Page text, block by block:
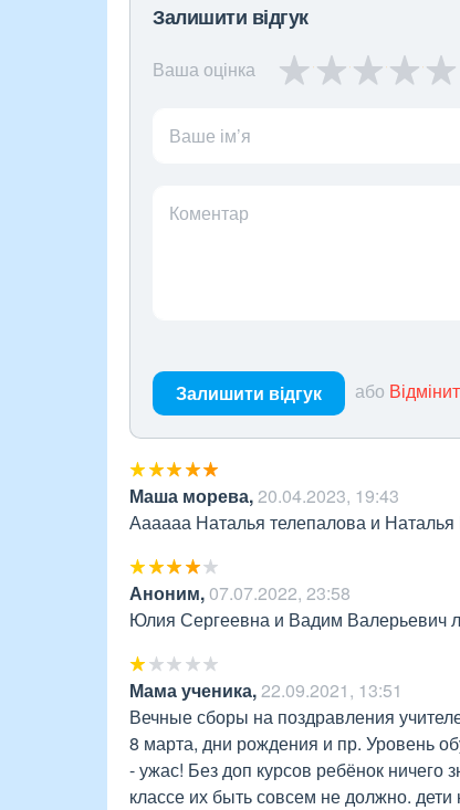
Залишити відгук
Ваша оцінка
Ваше ім’я
Коментар
Залишити відгук або
Маша морева,20.04.2023, 19:43
Аааааа Наталья телепалова и
Аноним,07.07.2022, 23:58
Юлия Сергеевна и Вадим Валерьевич
Мама ученика,22.09.2021, 13:51
Вечные сборы на поздравления
8 марта, дни рождения и пр. Уровень
- ужас! Без доп курсов ребёнок ничего
классе их быть совсем не должно.